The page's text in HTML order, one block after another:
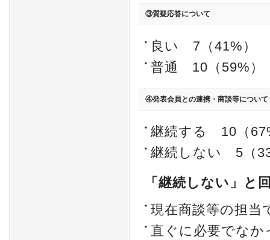
③質疑応答について
良い 7（41%）
普通 10（59%）
④発表会員との連携・商談等について
継続する 10（
継続しない 5（
「継続しない」と
現在商談等の担当
直ぐに必要でなか